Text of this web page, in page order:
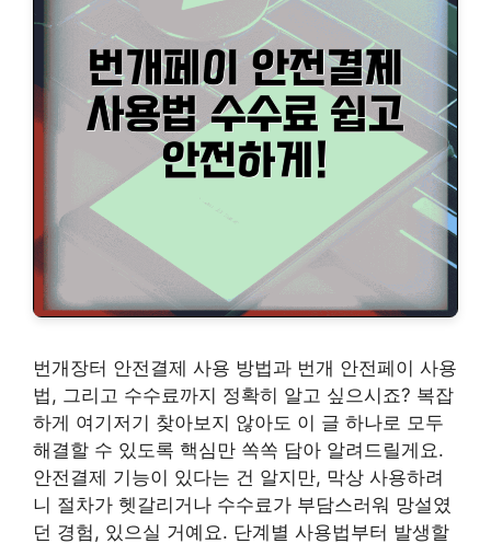
번개장터 안전결제 사용 방법과 번개 안전페이 사용
법, 그리고 수수료까지 정확히 알고 싶으시죠? 복잡
하게 여기저기 찾아보지 않아도 이 글 하나로 모두
해결할 수 있도록 핵심만 쏙쏙 담아 알려드릴게요.
안전결제 기능이 있다는 건 알지만, 막상 사용하려
니 절차가 헷갈리거나 수수료가 부담스러워 망설였
던 경험, 있으실 거예요. 단계별 사용법부터 발생할